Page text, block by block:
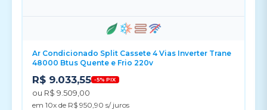
Ar Condicionado Split Cassete 4 Vias Inverter Trane
48000 Btus Quente e Frio 220v
R$ 9.033,55 -5% PIX
ou R$ 9.509,00
em 10x de R$ 950,90 s/ juros